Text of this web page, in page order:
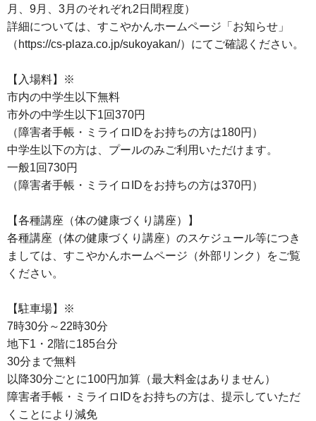
月、9月、3月のそれぞれ2日間程度）
詳細については、すこやかんホームページ「お知らせ」
（https://cs-plaza.co.jp/sukoyakan/）にてご確認ください。
【入場料】※
市内の中学生以下無料
市外の中学生以下1回370円
（障害者手帳・ミライロIDをお持ちの方は180円）
中学生以下の方は、プールのみご利用いただけます。
一般1回730円
（障害者手帳・ミライロIDをお持ちの方は370円）
【各種講座（体の健康づくり講座）】
各種講座（体の健康づくり講座）のスケジュール等につき
ましては、すこやかんホームページ（外部リンク）をご覧
ください。
【駐車場】※
7時30分～22時30分
地下1・2階に185台分
30分まで無料
以降30分ごとに100円加算（最大料金はありません）
障害者手帳・ミライロIDをお持ちの方は、提示していただ
くことにより減免